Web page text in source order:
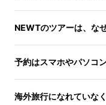
NEWTのツアーは、な
予約はスマホやパソコ
海外旅行になれていな